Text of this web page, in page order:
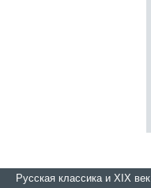
Русская классика и XIX век